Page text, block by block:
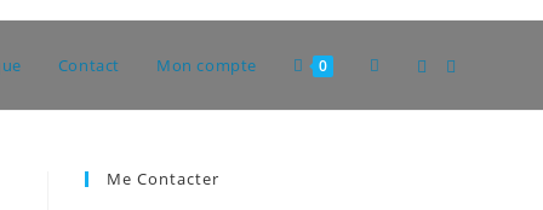
Contact Mon compte 0 Toggle
Me Contacter